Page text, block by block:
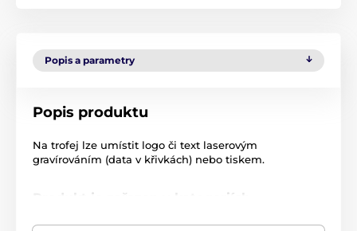
Popis a parametry
Popis produktu
Na trofej lze umístit logo či text laserovým
gravírováním (data v křivkách) nebo tiskem.
Produkt je zařazen v kategoriích